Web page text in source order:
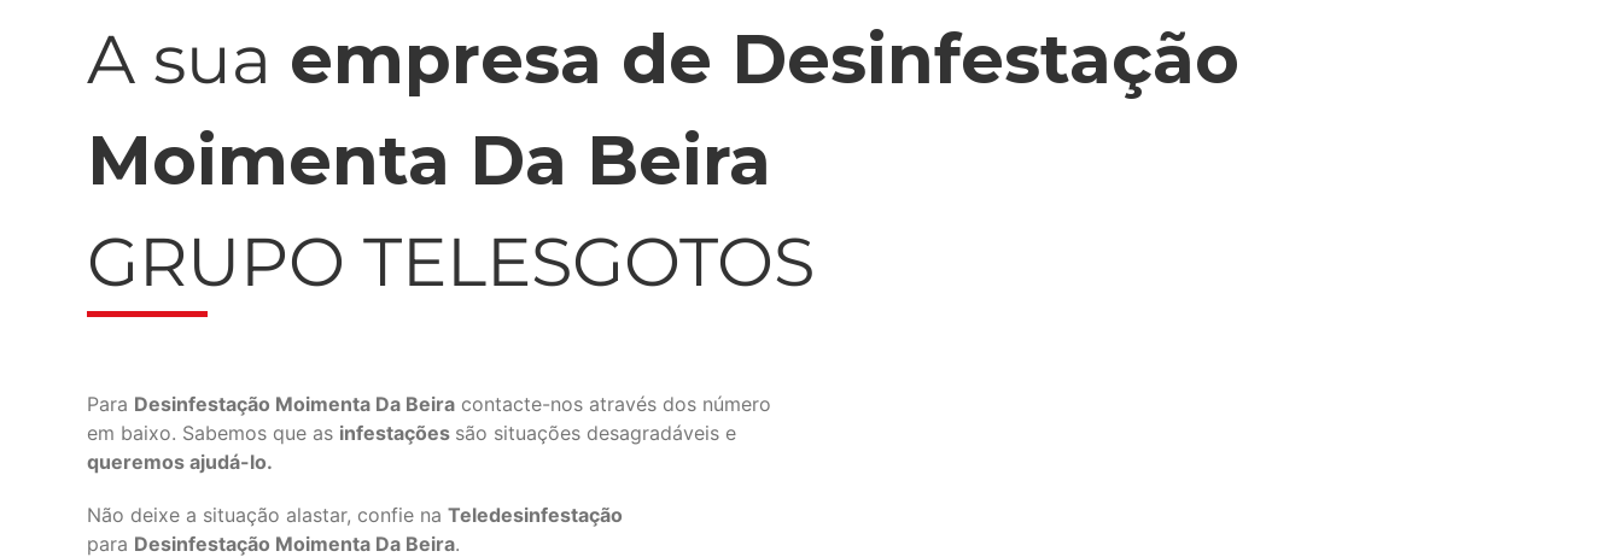
A sua empresa de Desinfestação
Moimenta Da Beira
GRUPO TELESGOTOS
Para Desinfestação Moimenta Da Beira contacte-nos através dos número
em baixo. Sabemos que as infestações são situações desagradáveis e
queremos ajudá-lo.
Não deixe a situação alastar, confie na Teledesinfestação
para Desinfestação Moimenta Da Beira.